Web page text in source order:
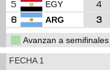
5
EGY 4
6
ARG 3
Avanzan a semifinales
FECHA 1